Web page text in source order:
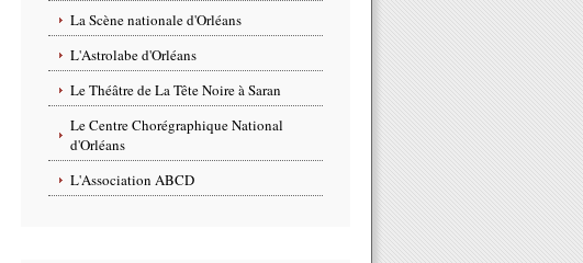
La Scène nationale d'Orléans
L'Astrolabe d'Orléans
Le Théâtre de La Tête Noire à Saran
Le Centre Chorégraphique National
d'Orléans
L'Association ABCD